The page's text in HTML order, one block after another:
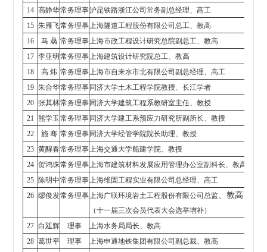
14 高静华常务理事沪昆铁路浙江公司常务副总经理、高工
15 朱雁飞常务理事上海隧道工程股份有限公司总工、教高
16
马 骉 常务理事上海市政工程设计研究总院副总工、教高
17 李亚明 常务理事上海建筑设计研究院总工、教高
18
高 炜 常务理事上海市自来水市北有限公司副总经理、高工
19 朱合华常务理事 同济大学土木工程学院教授、长江学者
20 张其林常务理事 同济大学建筑工程系教研室主任、教授
21
熊学玉常务理事 同济大学建工系预应力研究所副所长、教授
22
施 骞 常务理事 同济大学经管学院院长助理、教授
23 黄醒春常务理事上海交通大学船建学院、教授
24 贺鸿珠常务理事上海市建筑材料发展应用管理办公室副科长、教高
25 陈明中常务理事上海维固工程实业有限公司总经理、高工
26 缪俊发常务理事上海广联环境岩土工程股份有限公司总监、教高
（十一届三次会员代表大会选举增补）
27 白廷辉 理事
上海水务局局长、教高
28 葛世平 理事
上海申通地铁集团有限公司副总裁、教高